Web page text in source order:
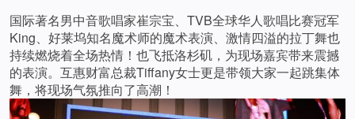
国际著名男中音歌唱家崔宗宝、TVB全球华人歌唱比赛冠军
King、好莱坞知名魔术师的魔术表演、激情四溢的拉丁舞也
持续燃烧着全场热情！也飞抵洛杉矶，为现场嘉宾带来震撼
的表演。互惠财富总裁Tiffany女士更是带领大家一起跳集体
舞，将现场气氛推向了高潮！